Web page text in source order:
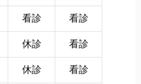
看診
看診
休診
看診
休診
看診